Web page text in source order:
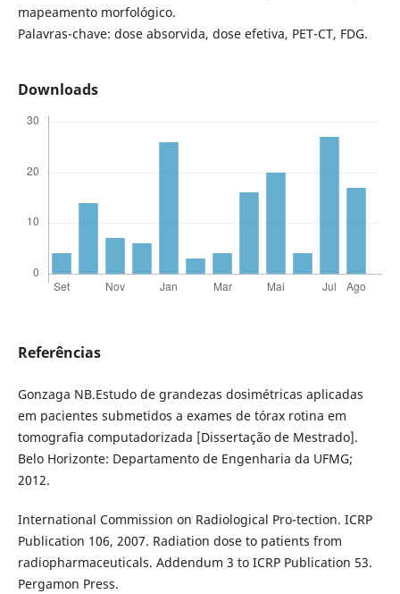
mapeamento morfológico.
Palavras-chave: dose absorvida, dose efetiva, PET-CT, FDG.
Downloads
Referências
Gonzaga NB.Estudo de grandezas dosimétricas aplicadas
em pacientes submetidos a exames de tórax rotina em
tomografia computadorizada [Dissertação de Mestrado].
Belo Horizonte: Departamento de Engenharia da UFMG;
2012.
International Commission on Radiological Pro-tection. ICRP
Publication 106, 2007. Radiation dose to patients from
radiopharmaceuticals. Addendum 3 to ICRP Publication 53.
Pergamon Press.